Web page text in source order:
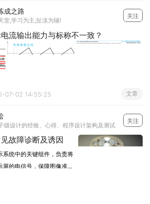
成之路
堂,学习为主,扯淡为辅!
关注
流输出能力与标称不一致？
07-02 14:55:25 文章
级设计的经验、心得、程序设计架构及测试
关注
故障诊断及诱因
系统中的关键组件，负责将
屏的电信号，保障图像准